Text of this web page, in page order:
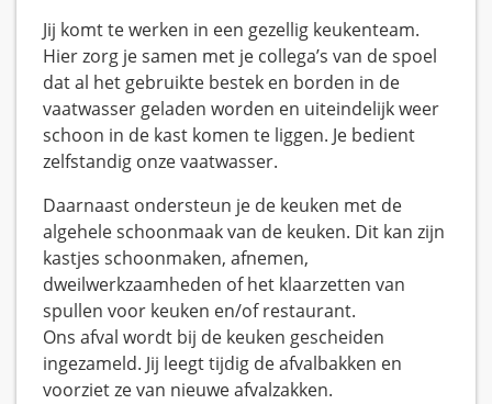
Jij komt te werken in een gezellig keukenteam.
Hier zorg je samen met je collega’s van de spoel
dat al het gebruikte bestek en borden in de
vaatwasser geladen worden en uiteindelijk weer
schoon in de kast komen te liggen. Je bedient
zelfstandig onze vaatwasser.
Daarnaast ondersteun je de keuken met de
algehele schoonmaak van de keuken. Dit kan zijn
kastjes schoonmaken, afnemen,
dweilwerkzaamheden of het klaarzetten van
spullen voor keuken en/of restaurant.
Ons afval wordt bij de keuken gescheiden
ingezameld. Jij leegt tijdig de afvalbakken en
voorziet ze van nieuwe afvalzakken.